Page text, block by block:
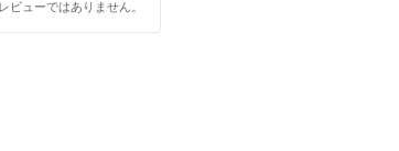
ビューではありません。